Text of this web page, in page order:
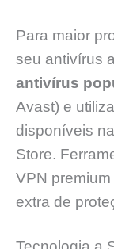
Para maior
seu antivírus
antivírus
Avast) e
disponíveis
Store.
VPN
extra de